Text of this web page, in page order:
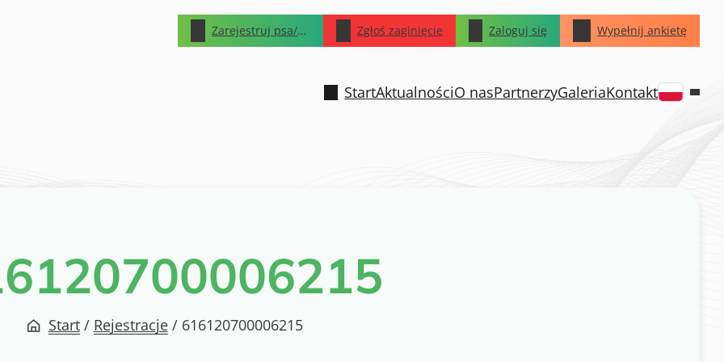
Zarejestruj psa/kota Zgłoś zaginięcie Zaloguj się Wypełnij ankietę
StartAktualnościO nasPartnerzyGaleriaKontakt
Start / Rejestracje / 616120700006215